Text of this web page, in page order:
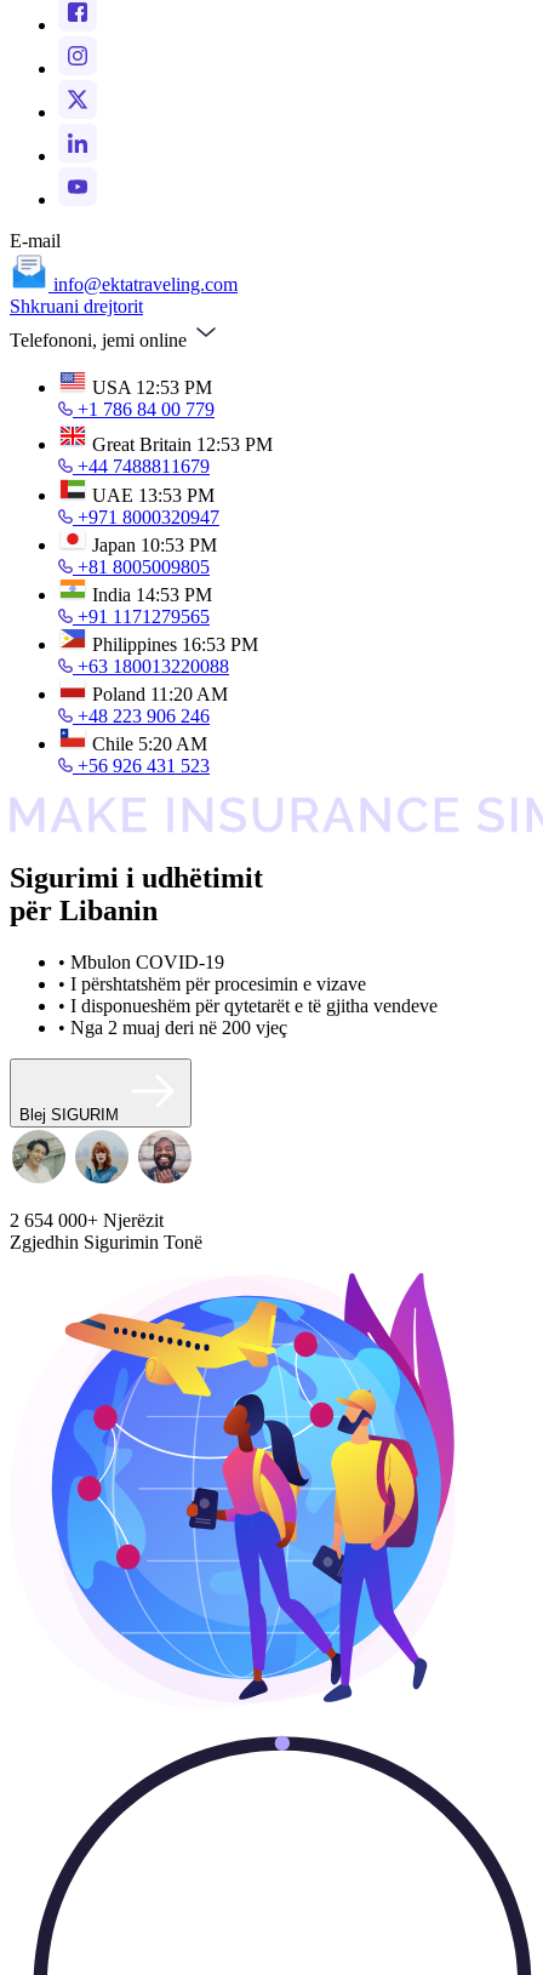
E-mail
info@ektatraveling.com
Shkruani drejtorit
Telefononi, jemi online
USA 12:53 PM
+1 786 84 00 779
Great Britain 12:53 PM
+44 7488811679
UAE 13:53 PM
+971 8000320947
Japan 10:53 PM
+81 8005009805
India 14:53 PM
+91 1171279565
Philippines 16:53 PM
+63 180013220088
Poland 11:20 AM
+48 223 906 246
Chile 5:20 AM
+56 926 431 523
Sigurimi i udhëtimit
për Libanin
• Mbulon COVID-19
• I përshtatshëm për procesimin e vizave
• I disponueshëm për qytetarët e të gjitha vendeve
• Nga 2 muaj deri në 200 vjeç
Blej SIGURIM
2 654 000+ Njerëzit
Zgjedhin Sigurimin Tonë